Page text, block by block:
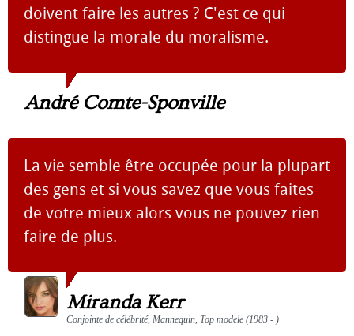
doivent faire les autres ? C'est ce qui
distingue la morale du moralisme.
André Comte-Sponville
La vie semble être occupée pour la plupart
des gens et si vous savez que vous faites
de votre mieux alors vous ne pouvez rien
faire de plus.
Miranda Kerr
Conjointe de célébrité, Mannequin, Top modele (1983 - )